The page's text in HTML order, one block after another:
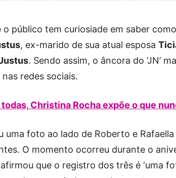
o público tem curiosiade em saber
, ex-marido de sua atual esposa
. Sendo assim, o âncora do ‘JN’
redes sociais.
Christina Rocha expõe o que
uma foto ao lado de Roberto e
O momento ocorreu durante o
que o registro dos três é ‘uma